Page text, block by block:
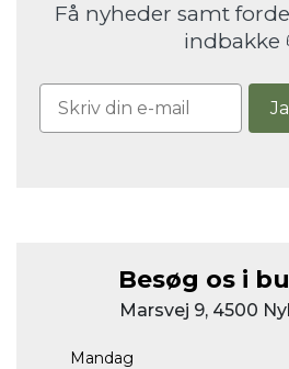
Få nyheder samt
indbakke
Besøg os i
Marsvej 9, 4500
Mandag